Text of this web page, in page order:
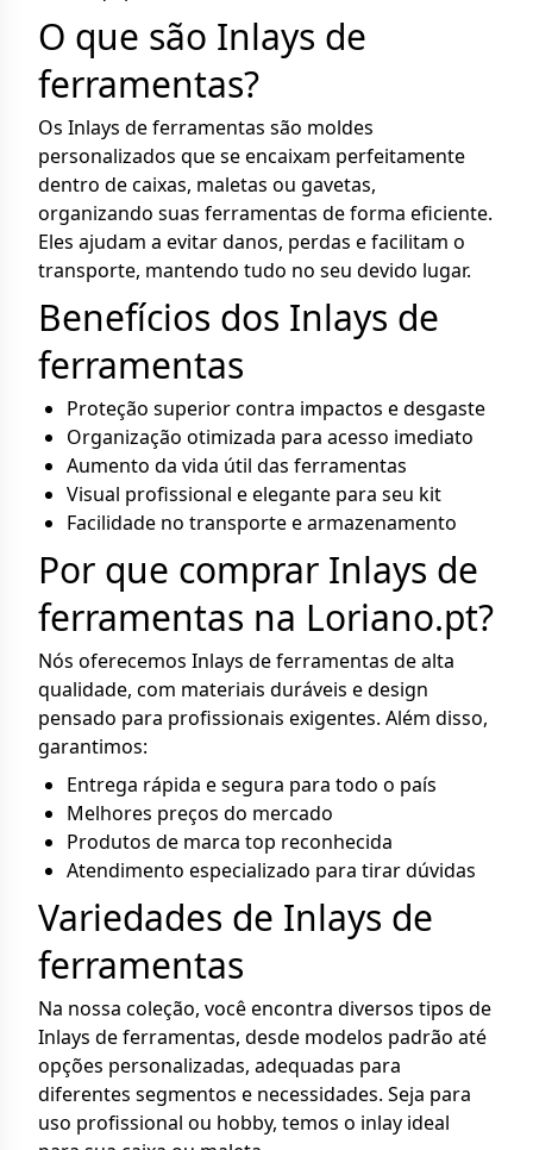
O que são Inlays de
ferramentas?
Os Inlays de ferramentas são moldes
personalizados que se encaixam perfeitamente
dentro de caixas, maletas ou gavetas,
organizando suas ferramentas de forma eficiente.
Eles ajudam a evitar danos, perdas e facilitam o
transporte, mantendo tudo no seu devido lugar.
Benefícios dos Inlays de
ferramentas
Proteção superior contra impactos e desgaste
Organização otimizada para acesso imediato
Aumento da vida útil das ferramentas
Visual profissional e elegante para seu kit
Facilidade no transporte e armazenamento
Por que comprar Inlays de
ferramentas na Loriano.pt?
Nós oferecemos Inlays de ferramentas de alta
qualidade, com materiais duráveis e design
pensado para profissionais exigentes. Além disso,
garantimos:
Entrega rápida e segura para todo o país
Melhores preços do mercado
Produtos de marca top reconhecida
Atendimento especializado para tirar dúvidas
Variedades de Inlays de
ferramentas
Na nossa coleção, você encontra diversos tipos de
Inlays de ferramentas, desde modelos padrão até
opções personalizadas, adequadas para
diferentes segmentos e necessidades. Seja para
uso profissional ou hobby, temos o inlay ideal